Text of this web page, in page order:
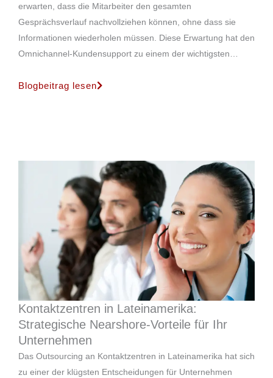
erwarten, dass die Mitarbeiter den gesamten
Gesprächsverlauf nachvollziehen können, ohne dass sie
Informationen wiederholen müssen. Diese Erwartung hat den
Omnichannel-Kundensupport zu einem der wichtigsten…
Blogbeitrag lesen
Kontaktzentren in Lateinamerika:
Strategische Nearshore-Vorteile für Ihr
Unternehmen
Das Outsourcing an Kontaktzentren in Lateinamerika hat sich
zu einer der klügsten Entscheidungen für Unternehmen